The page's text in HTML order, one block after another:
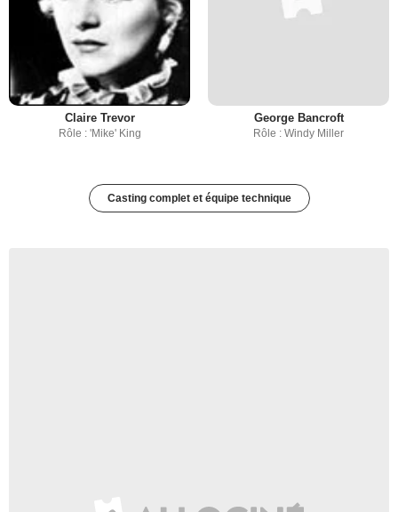
Claire Trevor
Rôle : 'Mike' King
George Bancroft
Rôle : Windy Miller
Casting complet et équipe technique